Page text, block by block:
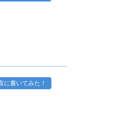
に書いてみた！